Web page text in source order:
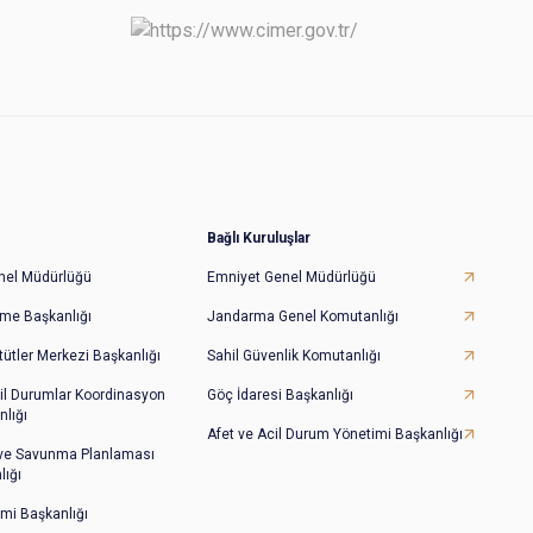
Müdürlüğü
Başkanlığı
Merkezi Başkanlığı
Durumlar Koordinasyon
Savunma Planlaması
Başkanlığı
Bağlı Kuruluşlar
Emniyet Genel Müdürlüğü
Jandarma Genel Komutanlığı
Sahil Güvenlik Komutanlığı
Göç İdaresi Başkanlığı
Afet ve Acil Durum Yönetimi Başkanlığı